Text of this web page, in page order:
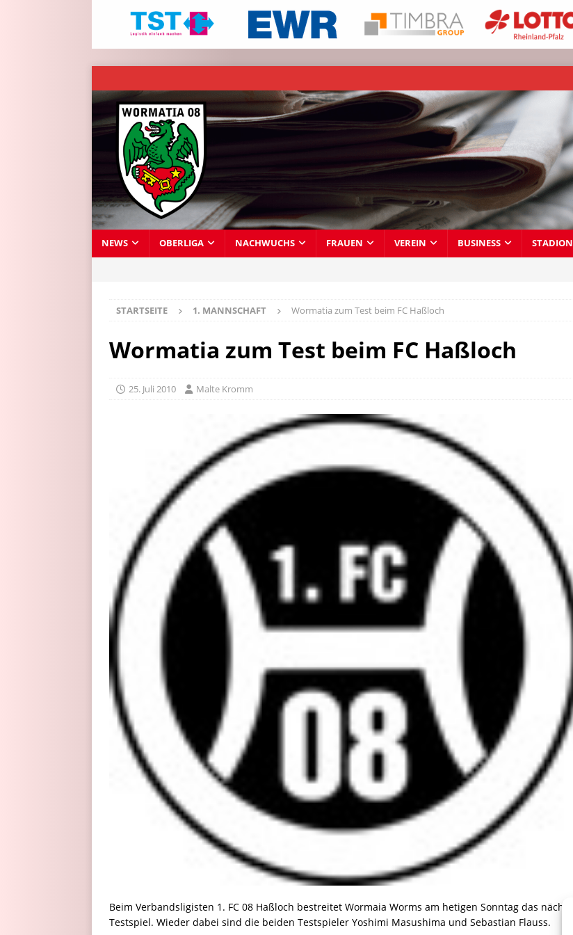
NEWS OBERLIGA NACHWUCHS FRAUEN VEREIN BUSINESS STADION
STARTSEITE 1. MANNSCHAFT Wormatia zum Test beim FC Haßloch
Wormatia zum Test beim FC Haßloch
25. Juli 2010 Malte Kromm
Beim Verbandsligisten 1. FC 08 Haßloch bestreitet Wormaia Worms am hetigen Sonntag das nächste
Testspiel. Wieder dabei sind die beiden Testspieler Yoshimi Masushima und Sebastian Flauss.